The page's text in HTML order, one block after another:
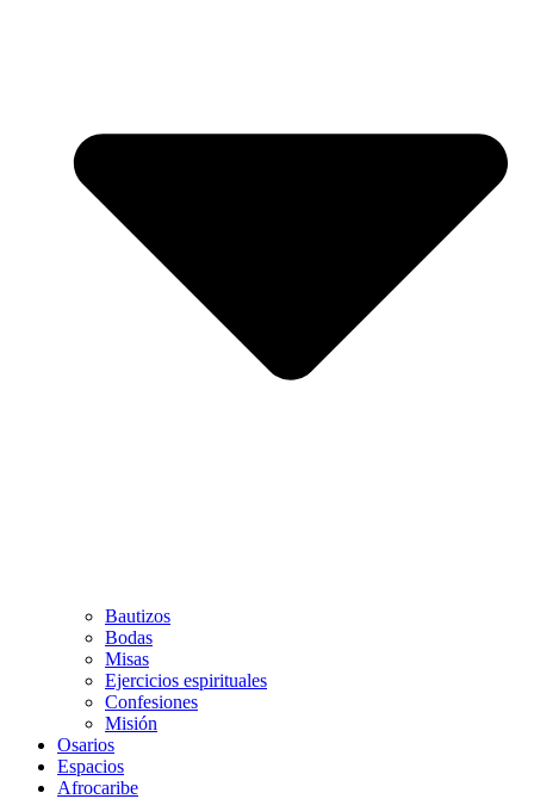
Bautizos
Bodas
Misas
Ejercicios espirituales
Confesiones
Misión
Osarios
Espacios
Afrocaribe